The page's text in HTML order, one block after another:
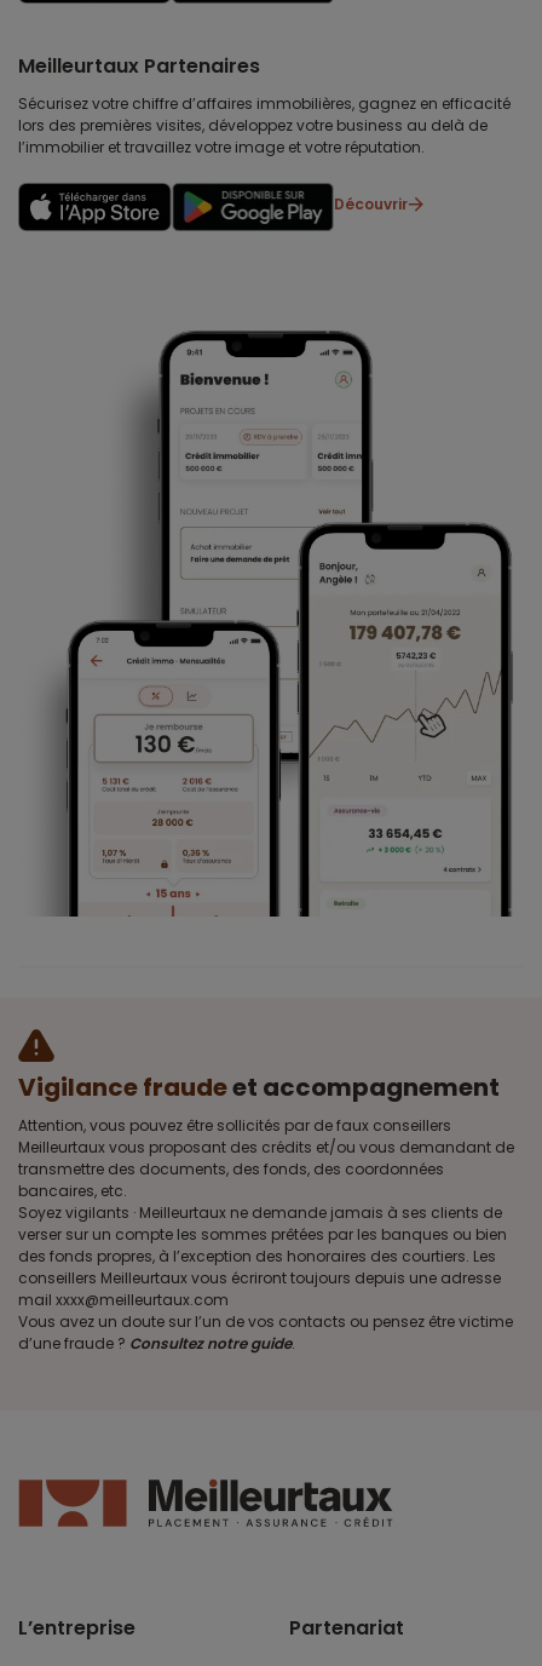
Meilleurtaux Partenaires
Sécurisez votre chiffre d’affaires immobilières, gagnez en efficacité
lors des premières visites, développez votre business au delà de
l’immobilier et travaillez votre image et votre réputation.
Découvrir
Vigilance fraudeet accompagnement
Attention, vous pouvez être sollicités par de faux conseillers
Meilleurtaux vous proposant des crédits et/ou vous demandant de
transmettre des documents, des fonds, des coordonnées
bancaires, etc.
Soyez vigilants · Meilleurtaux ne demande jamais à ses clients de
verser sur un compte les sommes prêtées par les banques ou bien
des fonds propres, à l’exception des honoraires des courtiers. Les
conseillers Meilleurtaux vous écriront toujours depuis une adresse
mail xxxx@meilleurtaux.com
Vous avez un doute sur l’un de vos contacts ou pensez être victime
d’une fraude ? Consultez notre guide.
L’entreprise Partenariat